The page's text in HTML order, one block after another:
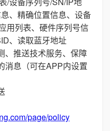
、精确位置信息、设备
用列表、硬件序列号信
、读取蓝牙地址
、推送技术服务、保障
消息（可在APP内设置
page/policy